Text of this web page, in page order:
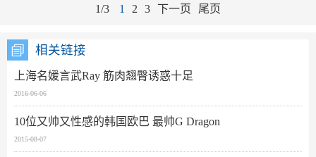
1/3 1 2 3 下一页 尾页
相关链接
上海名媛言武Ray 筋肉翘臀诱惑十足
2016-06-06
10位又帅又性感的韩国欧巴 最帅G Dragon
2015-08-07